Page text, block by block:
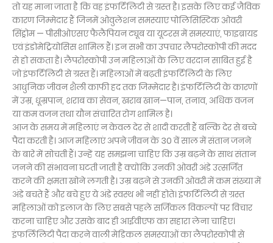
तो यह माना जाता है कि वह इंफर्टिलिटी से ग्रस्त है। इसके लिए कई जैविक
कारण जिम्मेदार हैं जिनमें ओवुलेशन समस्याए पोलिसिस्टिक ओवरी
सिंड्रोम — पीसीओएसए फैलैपियन ट्यूब या यूटरस में समस्याएं, फाइब्रायड
एवं इंडोमेट्रियोसिस शामिल हैं। इन सभी का उपचार लैपरोस्कोपी की मदद
से हो सकता है। लैपरोस्कोपी उन महिलाओं के लिए वरदान साबित हुई है
जो इंफर्टिलिटी से ग्रस्त हैं। महिलाओं में बढ़ती इंफर्टिलिटी के लिए
आधुनिक जीवन शैली काफी हद तक जिम्मेदार है। इंफर्टिलिटी के कारणों
में उम्र, धूम्रपान, शराब का सेवन, खराब खान—पान, तनाव, अधिक वजन
या कम वजन तथा यौन संचारित रोग शामिल है।
आज के समय में महिलाएं न केवल देर से शादी करती हैं बल्कि देर से बच्चे
पैदा करती है। आज महिलाएं अपने जीवन के 30 वें साल में संतान जनने
के बारे में सोचती हैं। उन्हें यह समझना चाहिए कि उम्र बढ़ने के साथ संतान
जनने की संभावना घटती जाती है क्योंकि उनकी ओवरी अंडे उत्सर्जित
करने की क्षमता खोने लगती है। उम्र बढ़ने से उनकी ओवरी में कम संख्या में
अंडे बचते हैं और बचे हुए ये अंडे स्वस्थ भी नहीं होते। इंफर्टिलिटी से ग्रस्त
महिलाओं को इलाज के लिए सबसे पहले सर्जिकल विकल्पों पर विचार
करना चाहिए और उसके बाद ही आईवीएफ का सहारा लेना चाहिए।
इंफर्लिलिटी पैदा करने वाली मेडिकल समस्याओं का लैपरोस्कोपी से